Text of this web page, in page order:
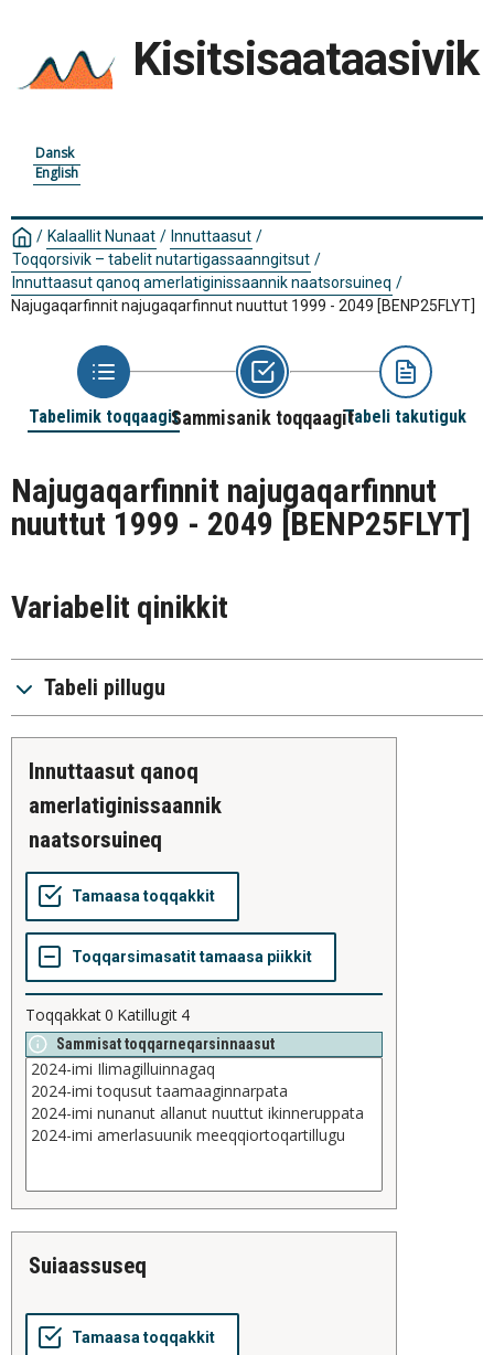
Kisitsisaataasivik
Dansk
English
/ Kalaallit Nunaat / Innuttaasut /
Toqqorsivik – tabelit nutartigassaanngitsut /
Innuttaasut qanoq amerlatiginissaannik naatsorsuineq /
Najugaqarfinnit najugaqarfinnut nuuttut 1999 - 2049 [BENP25FLYT]
Tabelimik toqqaagitSammisanik toqqaagitTabeli takutiguk
Najugaqarfinnit najugaqarfinnut
nuuttut 1999 - 2049 [BENP25FLYT]
Variabelit qinikkit
Tabeli pillugu
innuttaasut qanoq
amerlatiginissaannik
naatsorsuineq
Toqqakkat0 Katillugit 4
Sammisat toqqarneqarsinnaasut
suiaassuseq